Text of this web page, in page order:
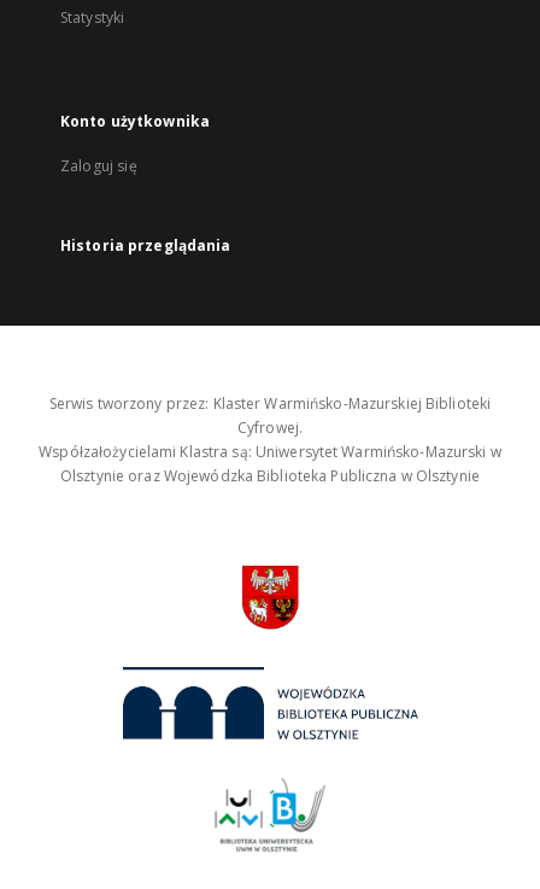
Statystyki
Konto użytkownika
Zaloguj się
Historia przeglądania
Serwis tworzony przez: Klaster Warmińsko-Mazurskiej Biblioteki
Cyfrowej.
Współzałożycielami Klastra są: Uniwersytet Warmińsko-Mazurski w
Olsztynie oraz Wojewódzka Biblioteka Publiczna w Olsztynie